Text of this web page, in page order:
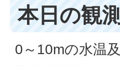
本日の観
0～10mの水温